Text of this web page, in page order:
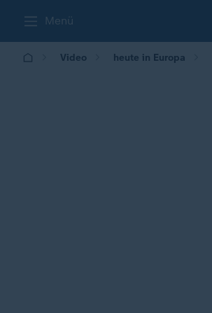
Menü
Video heute in Europa